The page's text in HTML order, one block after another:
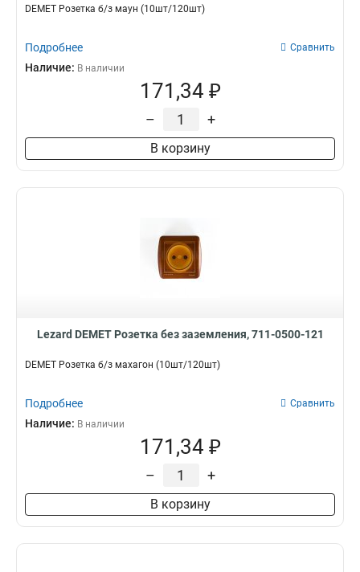
DEMET Розетка б/з маун (10шт/120шт)
Подробнее Сравнить
Наличие: В наличии
171,34 ₽
– +
В корзину
Lezard DEMET Розетка без заземления, 711-0500-121
DEMET Розетка б/з махагон (10шт/120шт)
Подробнее Сравнить
Наличие: В наличии
171,34 ₽
– +
В корзину